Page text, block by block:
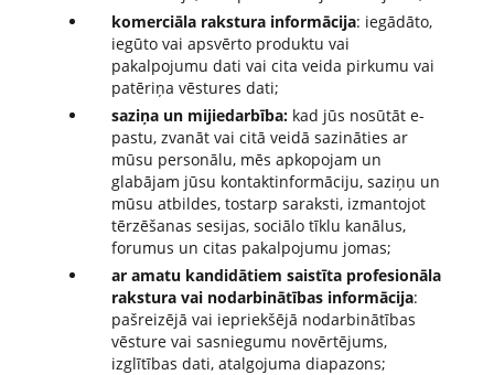
komerciāla rakstura informācija: iegādāto,
iegūto vai apsvērto produktu vai
pakalpojumu dati vai cita veida pirkumu vai
patēriņa vēstures dati;
saziņa un mijiedarbība: kad jūs nosūtāt e-
pastu, zvanāt vai citā veidā sazināties ar
mūsu personālu, mēs apkopojam un
glabājam jūsu kontaktinformāciju, saziņu un
mūsu atbildes, tostarp saraksti, izmantojot
tērzēšanas sesijas, sociālo tīklu kanālus,
forumus un citas pakalpojumu jomas;
ar amatu kandidātiem saistīta profesionāla
rakstura vai nodarbinātības informācija:
pašreizējā vai iepriekšējā nodarbinātības
vēsture vai sasniegumu novērtējums,
izglītības dati, atalgojuma diapazons;